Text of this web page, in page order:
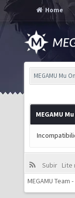
Home
MEGAMU Mu
MEGAMU
Subir Lite
MEGAMU Team